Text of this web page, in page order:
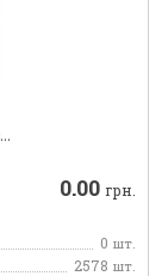
0.00 грн.
0 шт.
2578 шт.